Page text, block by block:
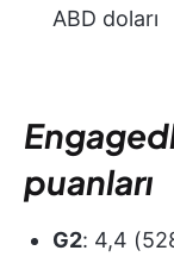
ABD doları
puanları
G2: 4,4